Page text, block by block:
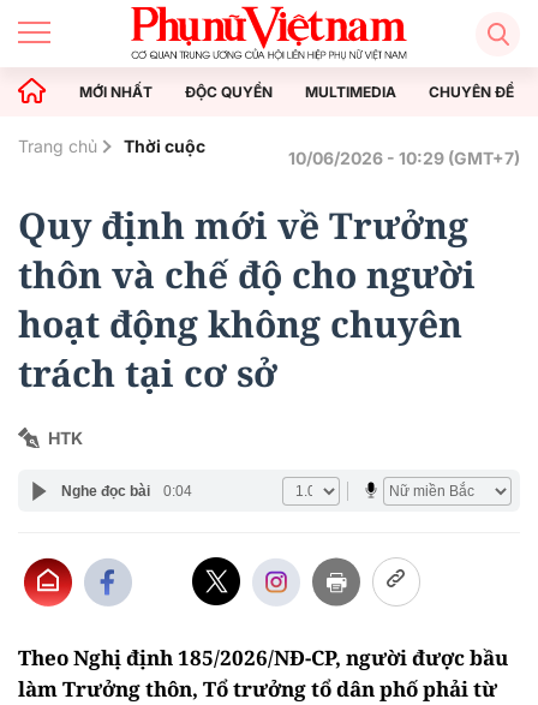
MỚI NHẤT ĐỘC QUYỀN MULTIMEDIA CHUYÊN ĐỀ
Trang chủ Thời cuộc
10/06/2026 - 10:29 (GMT+7)
Quy định mới về Trưởng
thôn và chế độ cho người
hoạt động không chuyên
trách tại cơ sở
HTK
Nghe đọc bài 0:04
Theo Nghị định 185/2026/NĐ-CP, người được bầu
làm Trưởng thôn, Tổ trưởng tổ dân phố phải từ